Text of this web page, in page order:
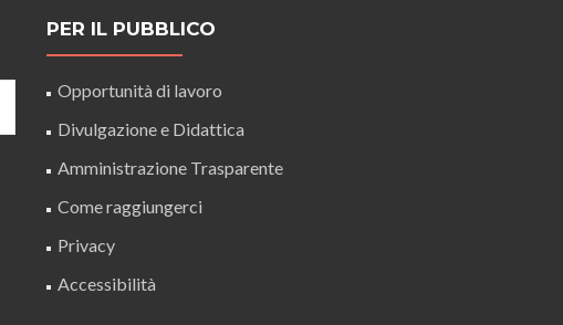
PER IL PUBBLICO
Opportunità di lavoro
Divulgazione e Didattica
Amministrazione Trasparente
Come raggiungerci
Privacy
Accessibilità